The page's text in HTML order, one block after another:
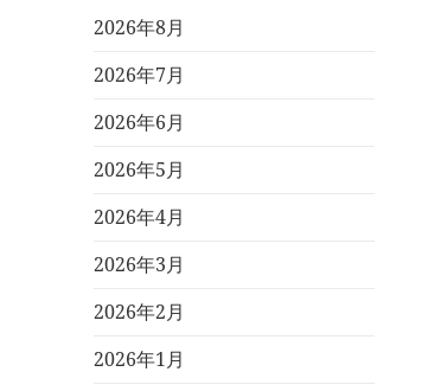
2026年8月
2026年7月
2026年6月
2026年5月
2026年4月
2026年3月
2026年2月
2026年1月